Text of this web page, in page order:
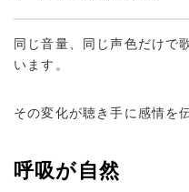
同じ音量、同じ声色だけで
います。
その変化が聴き手に感情を
呼吸が自然